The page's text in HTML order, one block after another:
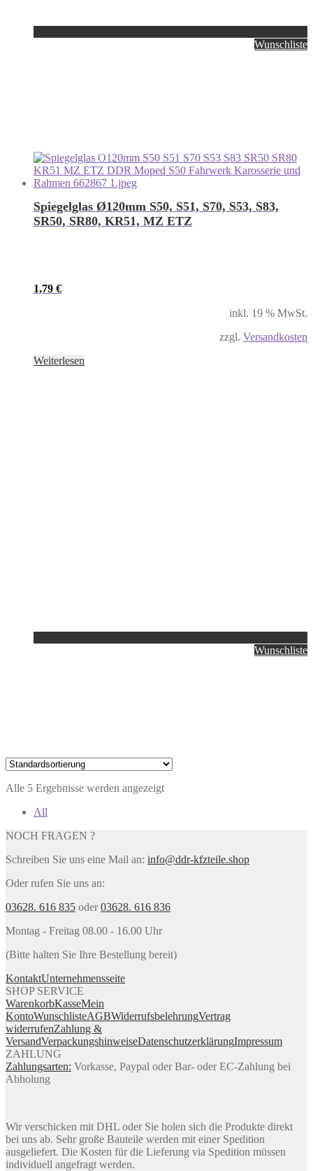
Wunschliste
Spiegelglas Ø120mm S50, S51, S70, S53, S83,
SR50, SR80, KR51, MZ ETZ
1,79 €
inkl. 19 % MwSt.
zzgl. Versandkosten
Weiterlesen
Wunschliste
Alle 5 Ergebnisse werden angezeigt
All
NOCH FRAGEN ?
Schreiben Sie uns eine Mail an: info@ddr-kfzteile.shop
Oder rufen Sie uns an:
03628. 616 835 oder03628. 616 836
Montag - Freitag 08.00 - 16.00 Uhr
(Bitte halten Sie Ihre Bestellung bereit)
KontaktUnternehmensseite
SHOP SERVICE
WarenkorbKasseMein
KontoWunschlisteAGBWiderrufsbelehrungVertrag
widerrufenZahlung &
VersandVerpackungshinweiseDatenschutzerklärungImpressum
ZAHLUNG
Zahlungsarten: Vorkasse, Paypal oder Bar- oder EC-Zahlung bei
Abholung
Wir verschicken mit DHL oder Sie holen sich die Produkte direkt
bei uns ab. Sehr große Bauteile werden mit einer Spedition
ausgeliefert. Die Kosten für die Lieferung via Spedition müssen
individuell angefragt werden.